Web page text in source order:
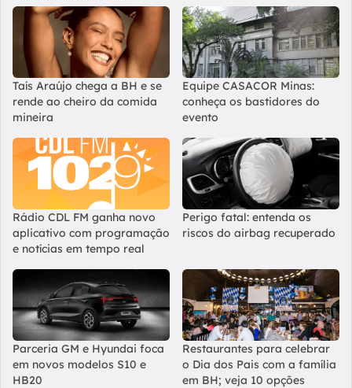
Taís Araújo chega a BH e se
rende ao cheiro da comida
mineira
Equipe CASACOR Minas:
conheça os bastidores do
evento
Rádio CDL FM ganha novo
aplicativo com programação
e notícias em tempo real
Perigo fatal: entenda os
riscos do airbag recuperado
Parceria GM e Hyundai foca
em novos modelos S10 e
HB20
Restaurantes para celebrar
o Dia dos Pais com a família
em BH; veja 10 opções